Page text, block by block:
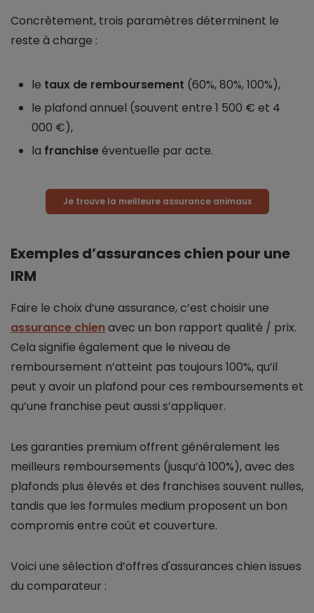
Concrètement, trois paramètres déterminent le
reste à charge :
le taux de remboursement (60%, 80%, 100%),
le plafond annuel (souvent entre 1 500 € et 4
000 €),
la franchiseéventuelle par acte.
Je trouve la meilleure assurance animaux
Exemples d’assurances chien pour une
IRM
Faire le choix d’une assurance, c’est choisir une
assurance chienavec un bon rapport qualité / prix.
Cela signifie également que le niveau de
remboursement n’atteint pas toujours 100%, qu’il
peut y avoir un plafond pour ces remboursements et
qu’une franchise peut aussi s’appliquer.
Les garanties premium offrent généralement les
meilleurs remboursements (jusqu’à 100%), avec des
plafonds plus élevés et des franchises souvent nulles,
tandis que les formules medium proposent un bon
compromis entre coût et couverture.
Voici une sélection d’offres d'assurances chien issues
du comparateur :